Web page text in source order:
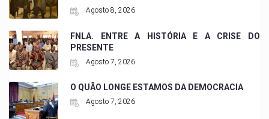
Agosto 8, 2026
FNLA. ENTRE A HISTÓRIA E A CRISE DO
PRESENTE
Agosto 7, 2026
O QUÃO LONGE ESTAMOS DA DEMOCRACIA
Agosto 7, 2026